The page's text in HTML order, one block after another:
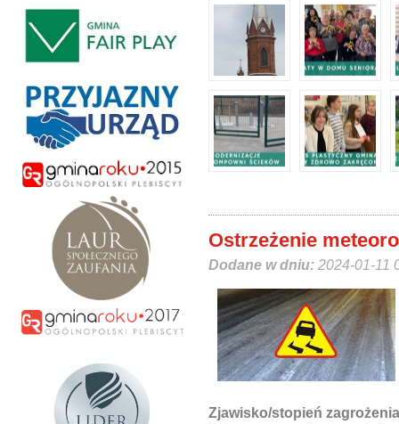
Ostrzeżenie
Dodane w dniu: 2024-01-11
Zjawisko/stopień